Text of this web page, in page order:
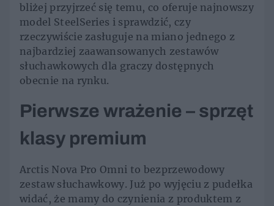
bliżej przyjrzeć się temu, co oferuje najnowszy
model SteelSeries i sprawdzić, czy
rzeczywiście zasługuje na miano jednego z
najbardziej zaawansowanych zestawów
słuchawkowych dla graczy dostępnych
obecnie na rynku.
Pierwsze wrażenie – sprzęt
klasy premium
Arctis Nova Pro Omni to bezprzewodowy
zestaw słuchawkowy. Już po wyjęciu z pudełka
widać, że mamy do czynienia z produktem z